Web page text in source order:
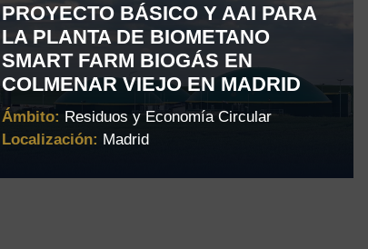
PROYECTO BÁSICO Y AAI PARA
LA PLANTA DE BIOMETANO
SMART FARM BIOGÁS EN
COLMENAR VIEJO EN MADRID
Ámbito: Residuos y Economía Circular
Localización: Madrid